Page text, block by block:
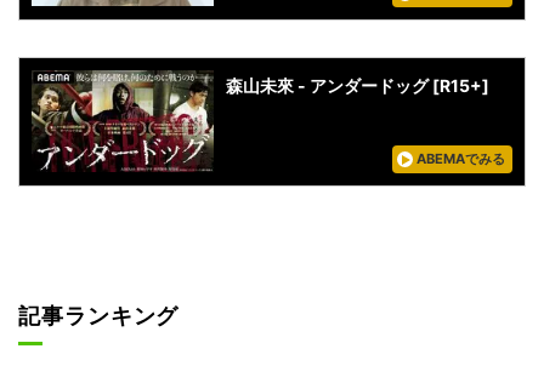
森山未來 - アンダードッグ [R15+]
ABEMAでみる
記事ランキング